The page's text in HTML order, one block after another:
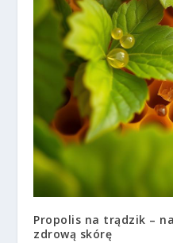
Propolis na trądzik –
zdrową skórę